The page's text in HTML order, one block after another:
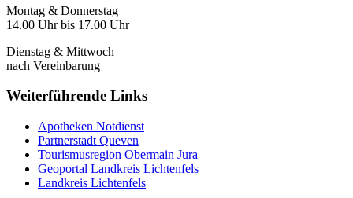
Montag & Donnerstag
14.00 Uhr bis 17.00 Uhr
Dienstag & Mittwoch
nach Vereinbarung
Weiterführende Links
Apotheken Notdienst
Partnerstadt Queven
Tourismusregion Obermain Jura
Geoportal Landkreis Lichtenfels
Landkreis Lichtenfels